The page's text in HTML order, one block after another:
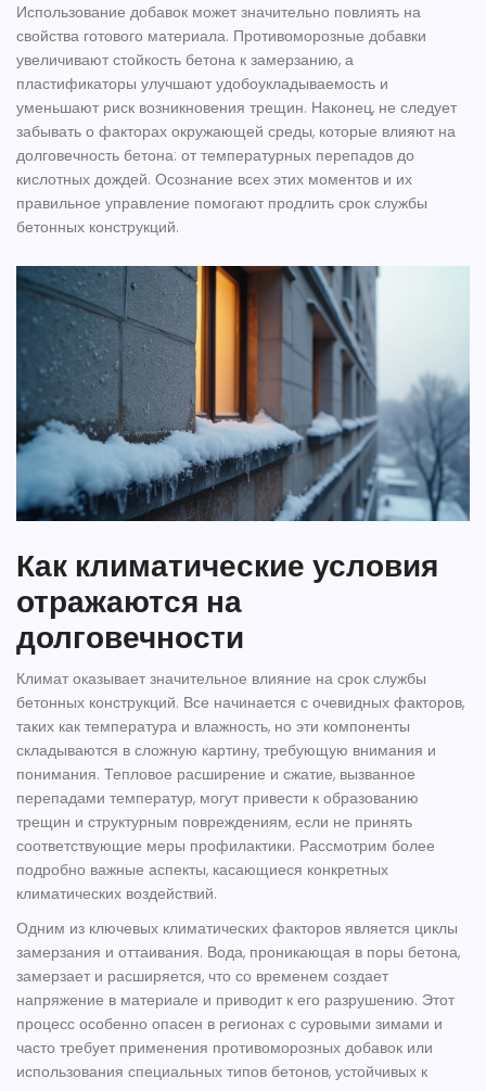
Использование добавок может значительно повлиять на
свойства готового материала. Противоморозные добавки
увеличивают стойкость бетона к замерзанию, а
пластификаторы улучшают удобоукладываемость и
уменьшают риск возникновения трещин. Наконец, не следует
забывать о факторах окружающей среды, которые влияют на
долговечность бетона: от температурных перепадов до
кислотных дождей. Осознание всех этих моментов и их
правильное управление помогают продлить срок службы
бетонных конструкций.
Как климатические условия
отражаются на
долговечности
Климат оказывает значительное влияние на срок службы
бетонных конструкций. Все начинается с очевидных факторов,
таких как температура и влажность, но эти компоненты
складываются в сложную картину, требующую внимания и
понимания. Тепловое расширение и сжатие, вызванное
перепадами температур, могут привести к образованию
трещин и структурным повреждениям, если не принять
соответствующие меры профилактики. Рассмотрим более
подробно важные аспекты, касающиеся конкретных
климатических воздействий.
Одним из ключевых климатических факторов является циклы
замерзания и оттаивания. Вода, проникающая в поры бетона,
замерзает и расширяется, что со временем создает
напряжение в материале и приводит к его разрушению. Этот
процесс особенно опасен в регионах с суровыми зимами и
часто требует применения противоморозных добавок или
использования специальных типов бетонов, устойчивых к